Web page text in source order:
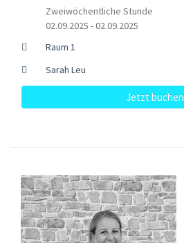
Zweiwöchentliche Stunde
02.09.2025 - 02.09.2025
Raum 1
Sarah Leu
Jetzt buchen